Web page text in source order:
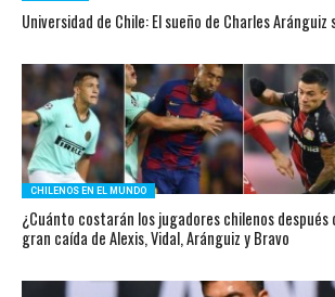
Universidad de Chile: El sueño de Charles
CHILENOS EN EL MUNDO
¿Cuánto costarán los jugadores chilenos después
gran caída de Alexis, Vidal, Aránguiz y Bravo